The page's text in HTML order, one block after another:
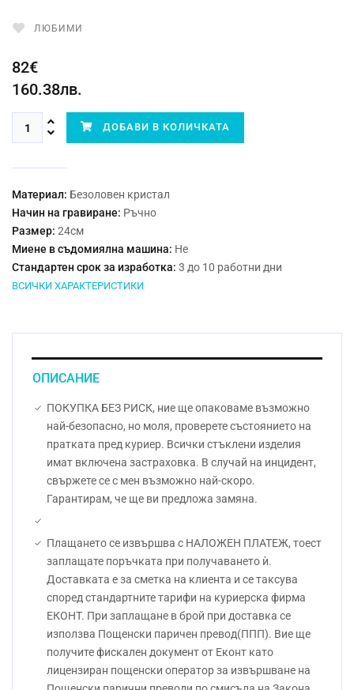
ЛЮБИМИ
82€
160.38лв.
ДОБАВИ В КОЛИЧКАТА
Материал: Безоловен кристал
Начин на гравиране: Ръчно
Размер: 24см
Миене в съдомиялна машина: Не
Стандартен срок за изработка: 3 до 10 работни дни
ВСИЧКИ ХАРАКТЕРИСТИКИ
ОПИСАНИЕ
ПОКУПКА БЕЗ РИСК, ние ще опаковаме възможно
най-безопасно, но моля, проверете състоянието на
пратката пред куриер. Всички стъклени изделия
имат включена застраховка. В случай на инцидент,
свържете се с мен възможно най-скоро.
Гарантирам, че ще ви предложа замяна.
Плащането се извършва с НАЛОЖЕН ПЛАТЕЖ, тоест
заплащате поръчката при получаването ѝ.
Доставката е за сметка на клиента и се таксува
според стандартните тарифи на куриерска фирма
ЕКОНТ. При заплащане в брой при доставка се
използва Пощенски паричен превод(ППП). Вие ще
получите фискален документ от Еконт като
лицензиран пощенски оператор за извършване на